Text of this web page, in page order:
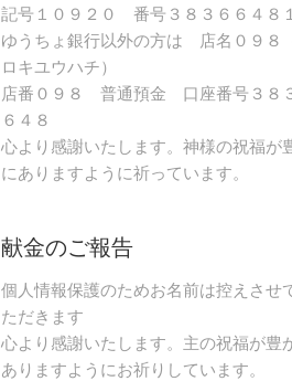
記号１０９２０ 番号３８３６６４８
ゆうちょ銀行以外の方は 店名０９８
ロキユウハチ）
店番０９８ 普通預金 口座番号３８
６４８
心より感謝いたします。神様の祝福が
にありますように祈っています。
献金のご報告
個人情報保護のためお名前は控えさせ
ただきます
心より感謝いたします。主の祝福が豊
ありますようにお祈りしています。